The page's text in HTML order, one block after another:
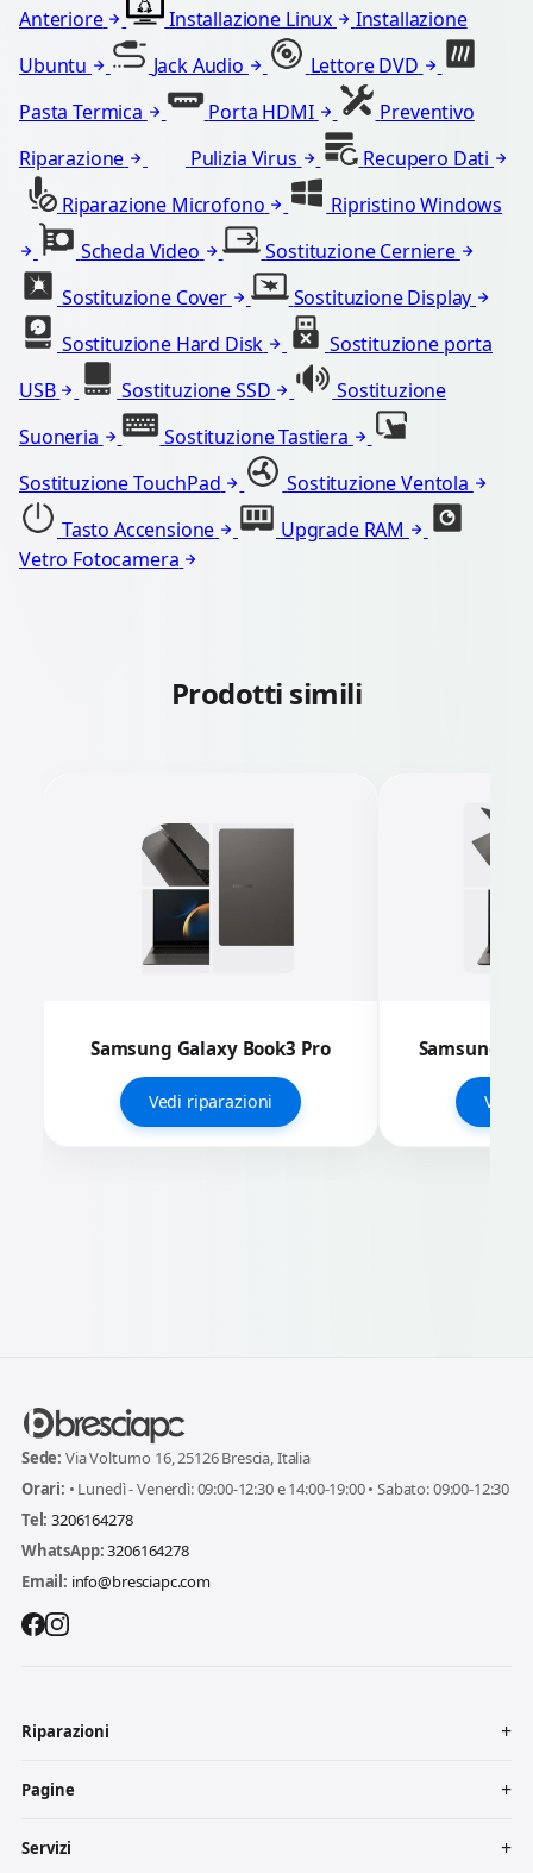
Anteriore
Installazione Linux
Installazione
Ubuntu
Jack Audio
Lettore DVD
Pasta Termica
Porta HDMI
Preventivo
Riparazione
Pulizia Virus
Recupero Dati
Riparazione Microfono
Ripristino Windows
Scheda Video
Sostituzione Cerniere
Sostituzione Cover
Sostituzione Display
Sostituzione Hard Disk
Sostituzione porta
USB
Sostituzione SSD
Sostituzione
Suoneria
Sostituzione Tastiera
Sostituzione TouchPad
Sostituzione Ventola
Tasto Accensione
Upgrade RAM
Vetro Fotocamera
Prodotti simili
Samsung Galaxy Book3 Pro
Vedi riparazioni
Samsung
Vedi
Sede: Via Volturno 16, 25126 Brescia, Italia
Orari: • Lunedì - Venerdì: 09:00-12:30 e 14:00-19:00 • Sabato: 09:00-12:30
Tel: 3206164278
WhatsApp:3206164278
Email: info@bresciapc.com
Riparazioni
Pagine
Servizi